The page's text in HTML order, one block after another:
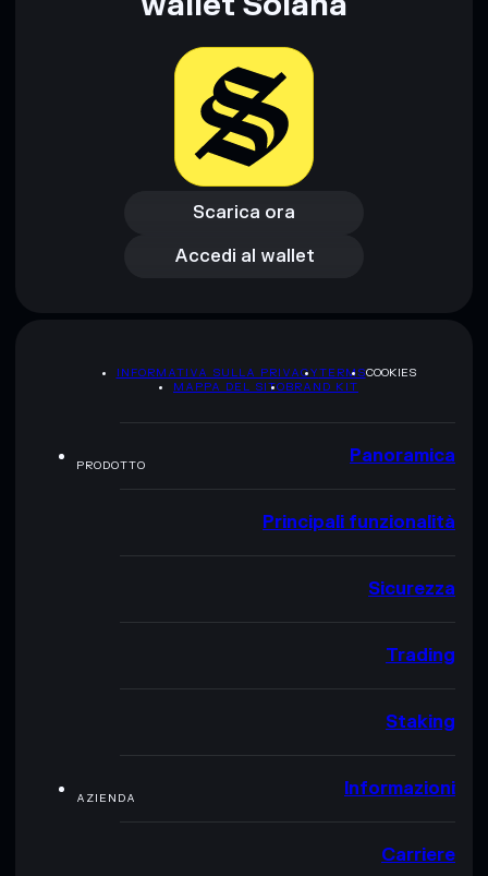
formativi e non costituiscono una consulenza finanziaria.
Scarica ora
Scarica ora
Accedi al wallet
Accedi al wallet
INFORMATIVA SULLA PRIVACYTERMSCOOKIES
MAPPA DEL SITOBRAND KIT
PRODOTTO Panoramica
Principali funzionalità
Sicurezza
Trading
Staking
AZIENDA Informazioni
Carriere